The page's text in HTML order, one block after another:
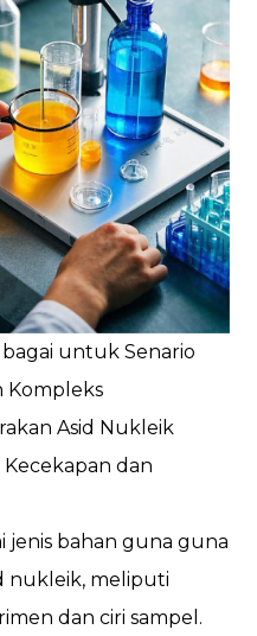
untuk Senario
Kompleks
Asid Nukleik
dan
jenis bahan guna guna
nukleik, meliputi
dan ciri sampel.